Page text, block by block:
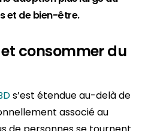
et de bien-être.
consommer du
s’est étendue au-delà de
associé au